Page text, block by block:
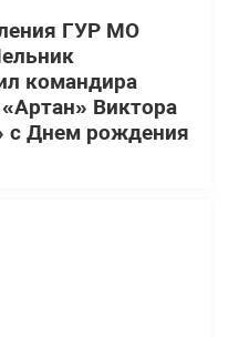
ГУР МО
командира
Виктора
с Днем рождения